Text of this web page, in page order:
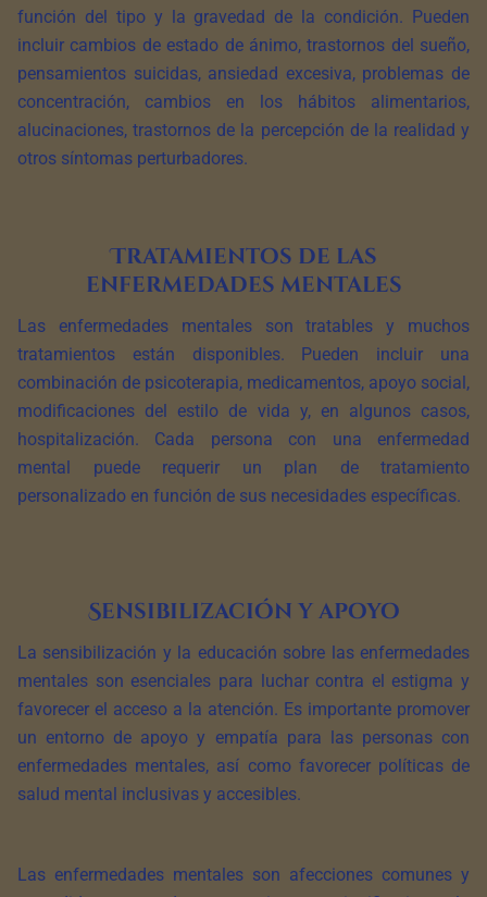
función del tipo y la gravedad de la condición. Pueden
incluir cambios de estado de ánimo, trastornos del sueño,
pensamientos suicidas, ansiedad excesiva, problemas de
concentración, cambios en los hábitos alimentarios,
alucinaciones, trastornos de la percepción de la realidad y
otros síntomas perturbadores.
Tratamientos de las
enfermedades mentales
Las enfermedades mentales son tratables y muchos
tratamientos están disponibles. Pueden incluir una
combinación de psicoterapia, medicamentos, apoyo social,
modificaciones del estilo de vida y, en algunos casos,
hospitalización. Cada persona con una enfermedad
mental puede requerir un plan de tratamiento
personalizado en función de sus necesidades específicas.
Sensibilización y apoyo
La sensibilización y la educación sobre las enfermedades
mentales son esenciales para luchar contra el estigma y
favorecer el acceso a la atención. Es importante promover
un entorno de apoyo y empatía para las personas con
enfermedades mentales, así como favorecer políticas de
salud mental inclusivas y accesibles.
Las enfermedades mentales son afecciones comunes y